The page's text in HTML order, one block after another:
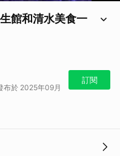
館和清水美食一
布於 2025年09月
訂閱